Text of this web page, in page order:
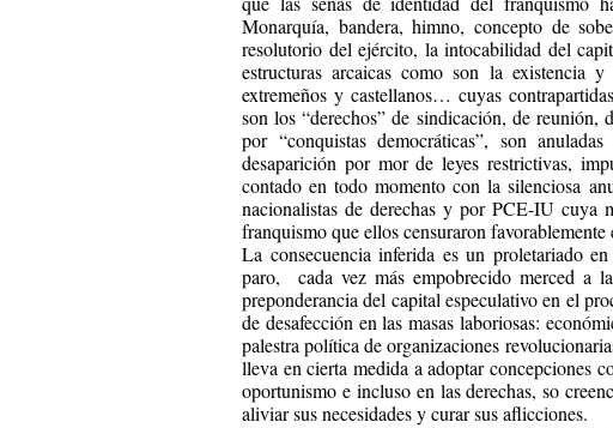
Monarquía, bandera, himno, concepto de
resolutorio del ejército, la intocabilidad del
estructuras arcaicas como son la existencia
extremeños y castellanos… cuyas
son los “derechos” de sindicación, de reunión,
por “conquistas democráticas”, son
desaparición por mor de leyes restrictivas,
contado en todo momento con la silenciosa
nacionalistas de derechas y por PCE-IU cuya
franquismo que ellos censuraron
La consecuencia inferida es un proletariado
paro, cada vez más empobrecido merced a
preponderancia del capital especulativo en el
de desafección en las masas laboriosas:
palestra política de organizaciones
lleva en cierta medida a adoptar concepciones
oportunismo e incluso en las derechas, so
aliviar sus necesidades y curar sus aflicciones.